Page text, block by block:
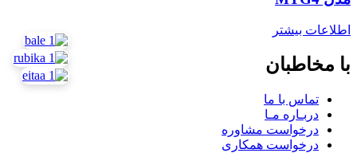
اطلاعات بیشتر
با مخاطبان
تماس با ما
دربـاره مـا
درخواست مشاوره
درخواست همکاری